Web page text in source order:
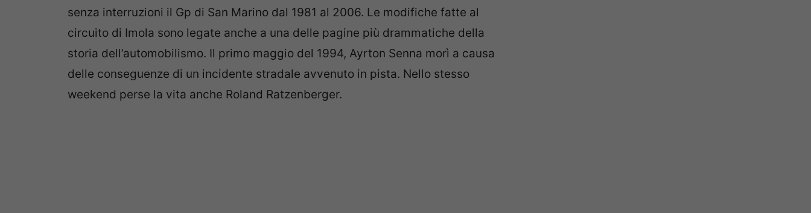
senza interruzioni il Gp di San Marino dal 1981 al 2006. Le modifiche fatte al
circuito di Imola sono legate anche a una delle pagine più drammatiche della
storia dell’automobilismo. Il primo maggio del 1994, Ayrton Senna morì a causa
delle conseguenze di un incidente stradale avvenuto in pista. Nello stesso
weekend perse la vita anche Roland Ratzenberger.